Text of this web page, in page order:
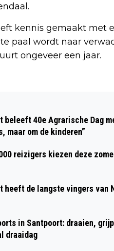
kennis gemaakt met
paal wordt naar
ongeveer een jaar.
OP ZOEK NAAR
beleeft 40e Agrarische Dag
maar om de kinderen”
reizigers kiezen deze
heeft de langste vingers van
in Santpoort: draaien,
draaidag